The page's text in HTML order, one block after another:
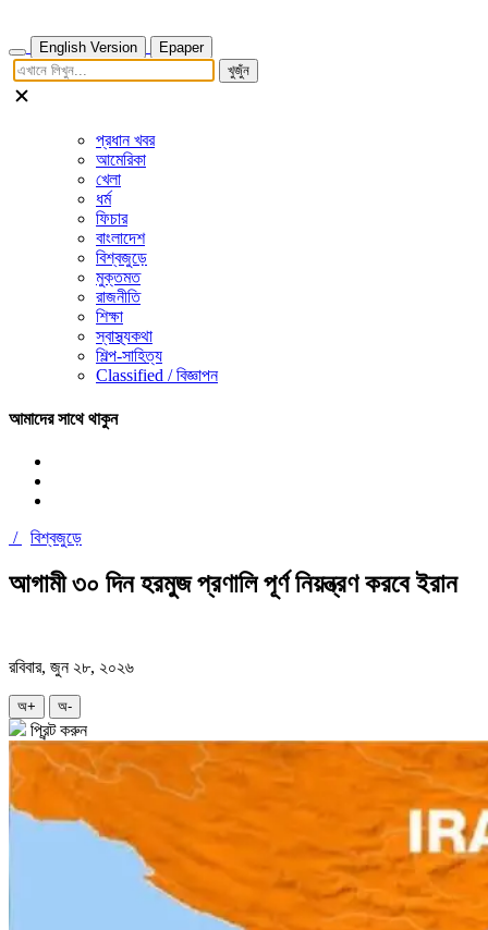
English Version
Epaper
খুজুঁন
প্রধান খবর
আমেরিকা
খেলা
ধর্ম
ফিচার
বাংলাদেশ
বিশ্বজুড়ে
মুক্তমত
রাজনীতি
শিক্ষা
স্বাস্থ্যকথা
শিল্প-সাহিত্য
Classified / বিজ্ঞাপন
আমাদের সাথে থাকুন
/ বিশ্বজুড়ে
আগামী ৩০ দিন হরমুজ প্রণালি পূর্ণ নিয়ন্ত্রণ করবে ইরান
রবিবার, জুন ২৮, ২০২৬
অ+ অ-
প্রিন্ট করুন